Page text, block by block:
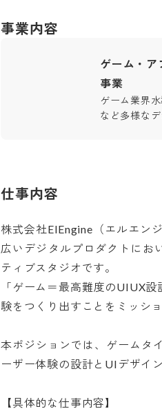
事業内容
ゲーム・
事業
ゲーム業界
など多様な
仕事内容
株式会社ElEngine（エルエン
広いデジタルプロダクトにお
ティブスタジオです。
「ゲーム＝最高難度のUIUX
験をつくり出すことをミッシ
本ポジションでは、ゲームタ
ーザー体験の設計とUIデザイ
【具体的な仕事内容】